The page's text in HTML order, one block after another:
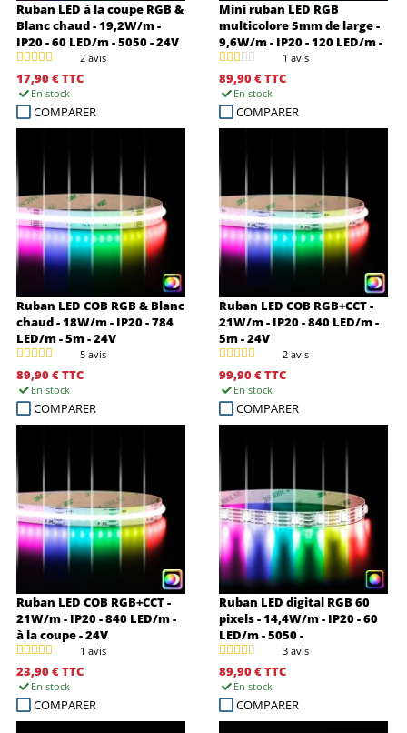
Ruban LED à la coupe RGB &
Blanc chaud - 19,2W/m -
IP20 - 60 LED/m - 5050 - 24V
2 avis
17,90 €TTC
En stock
COMPARER
Mini ruban LED RGB
multicolore 5mm de large -
9,6W/m - IP20 - 120 LED/m -
3838E - 5m - 24V
1 avis
89,90 €TTC
En stock
COMPARER
Ruban LED COB RGB & Blanc
chaud - 18W/m - IP20 - 784
LED/m - 5m - 24V
5 avis
89,90 €TTC
En stock
COMPARER
Ruban LED COB RGB+CCT -
21W/m - IP20 - 840 LED/m -
5m - 24V
2 avis
99,90 €TTC
En stock
COMPARER
Ruban LED COB RGB+CCT -
21W/m - IP20 - 840 LED/m -
à la coupe - 24V
1 avis
23,90 €TTC
En stock
COMPARER
Ruban LED digital RGB 60
pixels - 14,4W/m - IP20 - 60
LED/m - 5050 -
RGB+WS2815B - 5m - 12V
3 avis
89,90 €TTC
En stock
COMPARER